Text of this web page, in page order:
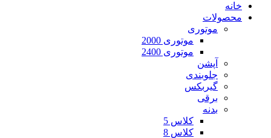
خانه
محصولات
موتوری
موتوری 2000
موتوری 2400
آپشن
جلوبندی
گیربکس
برقی
بدنه
کلاس 5
کلاس 8